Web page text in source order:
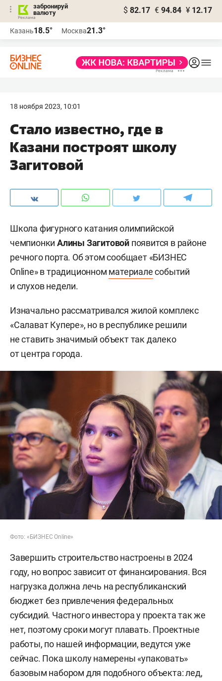
забронируй
валюту
$ 82.17 € 94.84 ¥ 12.17
Казань18.5° Москва21.3°
18 ноября 2023, 10:01
Стало известно, где в
Казани построят школу
Загитовой
Школа фигурного катания олимпийской
чемпионкиАлины Загитовой появится в районе
речного порта. Об этом сообщает «БИЗНЕС
Online» в традиционном материалесобытий
и слухов недели.
Изначально рассматривался жилой комплекс
«Салават Купере», но в республике решили
не ставить значимый объект так далеко
от центра города.
Фото: «БИЗНЕС Online»
Завершить строительство настроены в 2024
году, но вопрос зависит от финансирования. Вся
нагрузка должна лечь на республиканский
бюджет без привлечения федеральных
субсидий. Частного инвестора у проекта так же
нет, поэтому сроки могут плавать. Проектные
работы, по нашей информации, ведутся уже
сейчас. Пока школу намерены «упаковать»
базовым набором для подобного объекта: лед,